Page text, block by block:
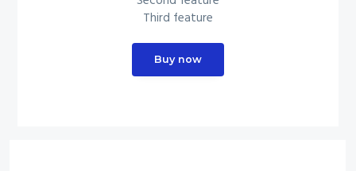
Third feature
Buy now